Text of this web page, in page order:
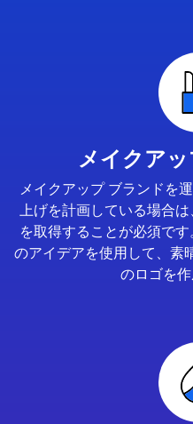
メイクア
メイクアップ ブランドを
上げを計画している場合
を取得することが必須で
のアイデアを使用して、素
のロゴを作